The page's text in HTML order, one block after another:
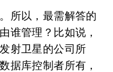
所以，最需解答的
谁管理？比如说，
射卫星的公司所
据库控制者所有，